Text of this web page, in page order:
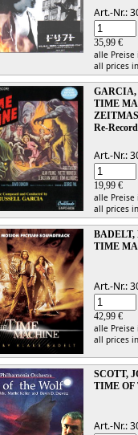
Art.-Nr.:
35,99 €
alle
all prices
GARCIA,
TIME
Re-
Art.-Nr.:
19,99 €
alle
all prices
TIME
Art.-Nr.:
42,99 €
alle
all prices
SCOTT,
TIME OF
Art.-Nr.: